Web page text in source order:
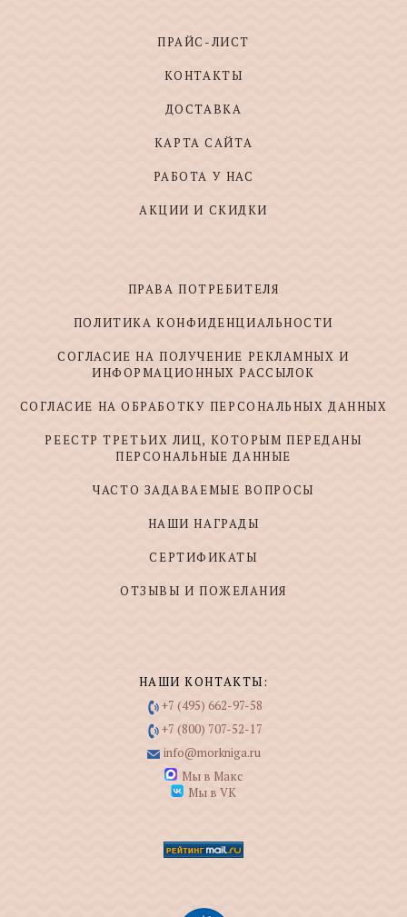
ПРАЙС-ЛИСТ
КОНТАКТЫ
ДОСТАВКА
КАРТА САЙТА
РАБОТА У НАС
АКЦИИ И СКИДКИ
ПРАВА ПОТРЕБИТЕЛЯ
ПОЛИТИКА КОНФИДЕНЦИАЛЬНОСТИ
СОГЛАСИЕ НА ПОЛУЧЕНИЕ РЕКЛАМНЫХ И
ИНФОРМАЦИОННЫХ РАССЫЛОК
СОГЛАСИЕ НА ОБРАБОТКУ ПЕРСОНАЛЬНЫХ ДАННЫХ
РЕЕСТР ТРЕТЬИХ ЛИЦ, КОТОРЫМ ПЕРЕДАНЫ
ПЕРСОНАЛЬНЫЕ ДАННЫЕ
ЧАСТО ЗАДАВАЕМЫЕ ВОПРОСЫ
НАШИ НАГРАДЫ
СЕРТИФИКАТЫ
ОТЗЫВЫ И ПОЖЕЛАНИЯ
НАШИ КОНТАКТЫ:
+7 (495) 662-97-58
+7 (800) 707-52-17
info@morkniga.ru
Мы в Макс
Мы в VK